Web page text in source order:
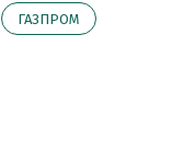
ГАЗПРОМ